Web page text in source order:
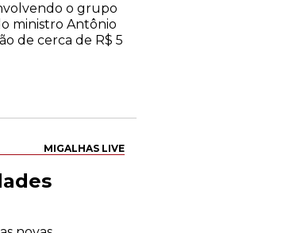
o grupo
ministro Antônio
de cerca de R$ 5
MIGALHAS LIVE